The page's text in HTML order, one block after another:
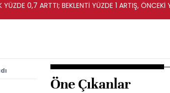
0,7 ARTTI; BEKLENTİ YÜZDE 1 ARTIŞ, ÖNCEKİ
Öne Çıkanlar